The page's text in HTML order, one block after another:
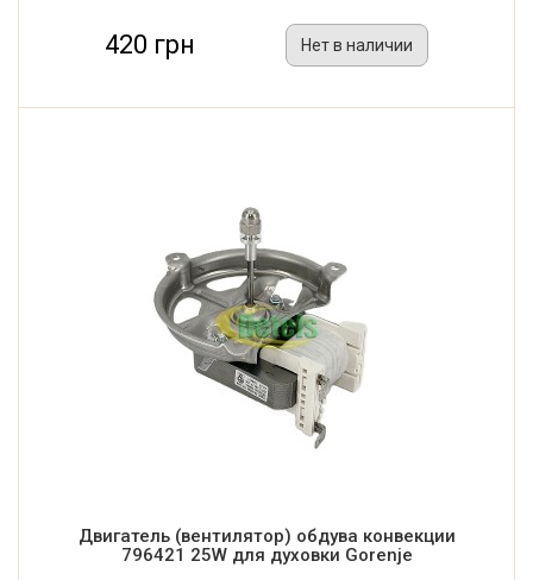
420 грн Нет в наличии
Двигатель (вентилятор) обдува конвекции
796421 25W для духовки Gorenje